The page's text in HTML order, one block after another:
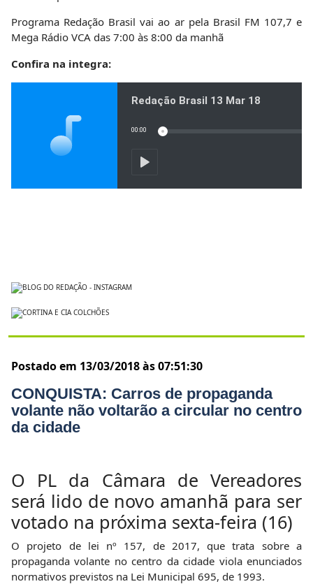
Programa Redação Brasil vai ao ar pela Brasil FM 107,7 e
Mega Rádio VCA das 7:00 às 8:00 da manhã
Confira na integra:
Postado em 13/03/2018 às 07:51:30
CONQUISTA: Carros de propaganda
volante não voltarão a circular no centro
da cidade
O PL da Câmara de Vereadores
será lido de novo amanhã para ser
votado na próxima sexta-feira (16)
O projeto de lei nº 157, de 2017, que trata sobre a
propaganda volante no centro da cidade viola enunciados
normativos previstos na Lei Municipal 695, de 1993.